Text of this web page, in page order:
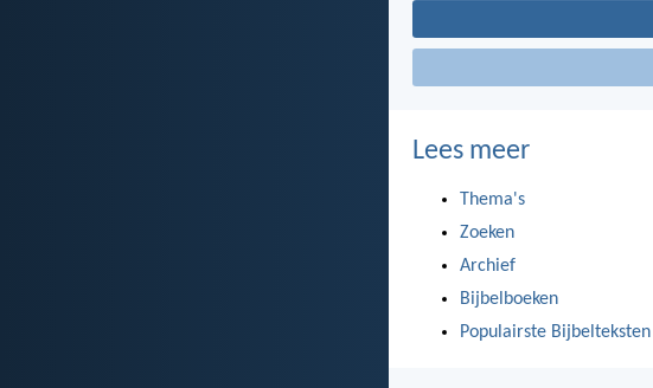
Lees meer
Thema's
Zoeken
Archief
Bijbelboeken
Populairste Bijbelteksten